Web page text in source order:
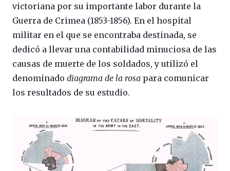
victoriana por su importante labor durante la
Guerra de Crimea (1853-1856). En el hospital
militar en el que se encontraba destinada, se
dedicó a llevar una contabilidad minuciosa de las
causas de muerte de los soldados, y utilizó el
denominado diagrama de la rosa para comunicar
los resultados de su estudio.